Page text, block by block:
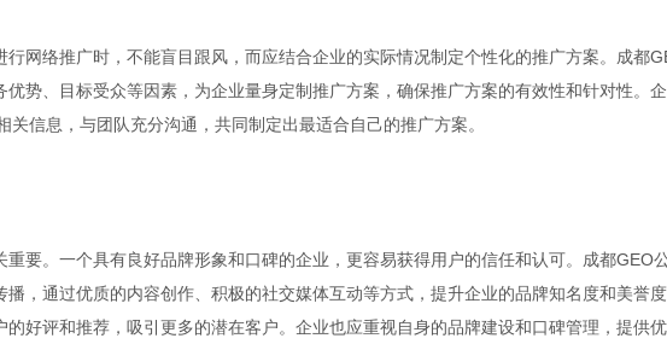
网络推广时，不能盲目跟风，而应结合企业的实际情况制定个性化的推广方案。成都
势、目标受众等因素，为企业量身定制推广方案，确保推广方案的有效性和针对性。
信息，与团队充分沟通，共同制定出最适合自己的推广方案。
要。一个具有良好品牌形象和口碑的企业，更容易获得用户的信任和认可。成都GEO
，通过优质的内容创作、积极的社交媒体互动等方式，提升企业的品牌知名度和美誉度
好评和推荐，吸引更多的潜在客户。企业也应重视自身的品牌建设和口碑管理，提供